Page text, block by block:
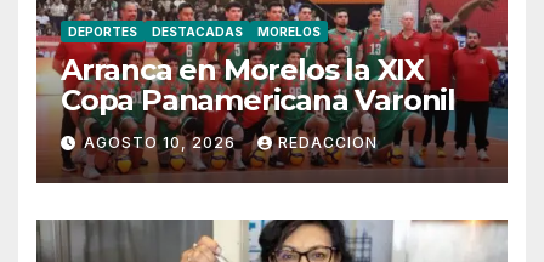
DEPORTES DESTACADAS MORELOS
Arranca en Morelos la XIX
Copa Panamericana Varonil
AGOSTO 10, 2026 REDACCION